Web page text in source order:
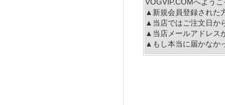
VOGVIP.COMへよう
▲新規会員登録された
▲当店ではご注文日か
▲当店メールアドレス
▲もし本当に届かなか